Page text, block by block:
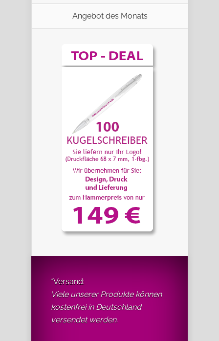
Angebot des Monats
*Versand:
Viele unserer Produkte können
kostenfrei in Deutschland
versendet werden.